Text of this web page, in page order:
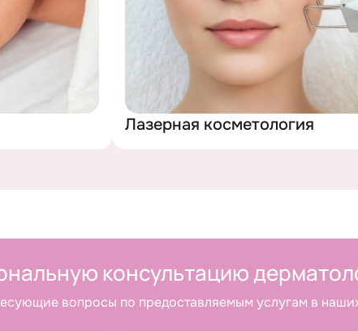
ОТПРАВИТЬ
персональных данных
Лазерная косметология
консультацию
вопросы по предоставляемым услугам в
Нажав на кнопку, вы даете согласие на обработку персональных
+7 (989) 277-02-22